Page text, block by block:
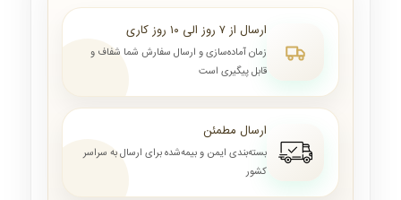
ارسال از ۷ روز الی ۱۰ روز کاری
زمان آماده‌سازی و ارسال سفارش شما شفاف و
قابل پیگیری است
ارسال مطمئن
بسته‌بندی ایمن و بیمه‌شده برای ارسال به سراسر
کشور